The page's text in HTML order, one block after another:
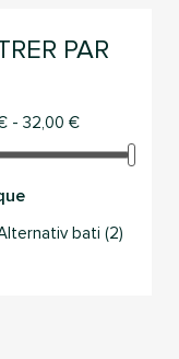
PAR
- 32,00 €
bati(2)